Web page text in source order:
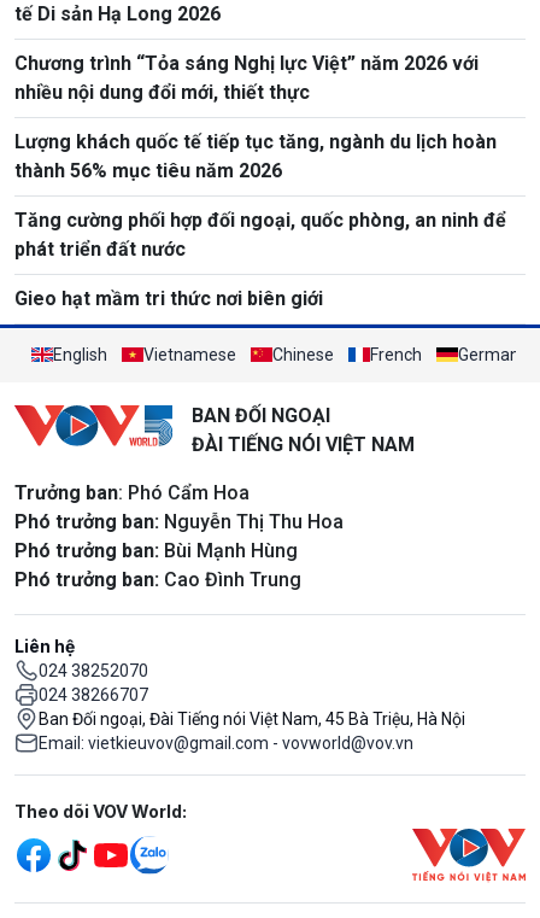
tế Di sản Hạ Long 2026
Chương trình “Tỏa sáng Nghị lực Việt” năm 2026 với
nhiều nội dung đổi mới, thiết thực
Lượng khách quốc tế tiếp tục tăng, ngành du lịch hoàn
thành 56% mục tiêu năm 2026
Tăng cường phối hợp đối ngoại, quốc phòng, an ninh để
phát triển đất nước
Gieo hạt mầm tri thức nơi biên giới
English Vietnamese Chinese French German
BAN ĐỐI NGOẠI
ĐÀI TIẾNG NÓI VIỆT NAM
Trưởng ban: Phó Cẩm Hoa
Phó trưởng ban: Nguyễn Thị Thu Hoa
Phó trưởng ban: Bùi Mạnh Hùng
Phó trưởng ban: Cao Đình Trung
Liên hệ
024 38252070
024 38266707
Ban Đối ngoại, Đài Tiếng nói Việt Nam, 45 Bà Triệu, Hà Nội
Email: vietkieuvov@gmail.com - vovworld@vov.vn
Mạng xã hội
Theo dõi VOV World: